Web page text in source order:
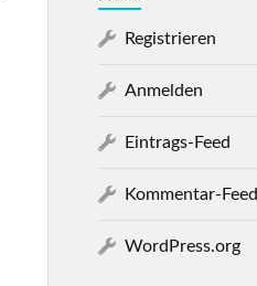
Registrieren
Anmelden
Eintrags-Feed
Kommentar-Feed
WordPress.org